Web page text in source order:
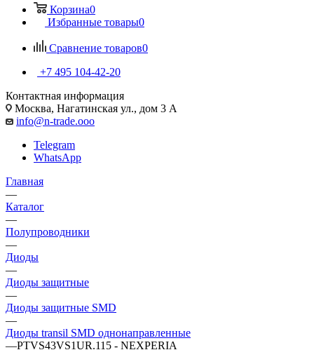
Корзина0
Избранные товары0
Сравнение товаров0
+7 495 104-42-20
Контактная информация
Москва, Нагатинская ул., дом 3 А
info@n-trade.ooo
Telegram
WhatsApp
Главная
—
Каталог
—
Полупроводники
—
Диоды
—
Диоды защитные
—
Диоды защитные SMD
—
Диоды transil SMD однонаправленные
—PTVS43VS1UR.115 - NEXPERIA